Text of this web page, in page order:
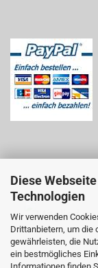
Diese
Technologien
Wir verwenden
Drittanbietern, um die
gewährleisten, die
ein bestmögliches